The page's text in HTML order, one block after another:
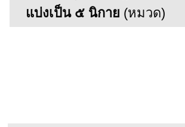
แบ่งเป็น ๕ นิกาย (หมวด)